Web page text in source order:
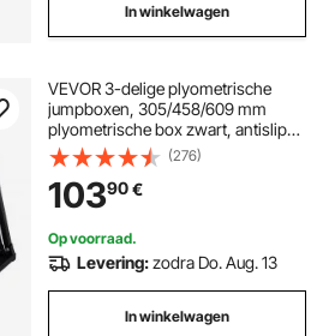
In winkelwagen
VEVOR 3-delige plyometrische
jumpboxen, 305/458/609 mm
plyometrische box zwart, antislip
fitness step-up boxset voor
thuisfitnesstraining, conditionele
krachttraining, draagbare
jumptraining
(276)
10390€
Op voorraad.
Levering:zodra Do. Aug. 13
In winkelwagen